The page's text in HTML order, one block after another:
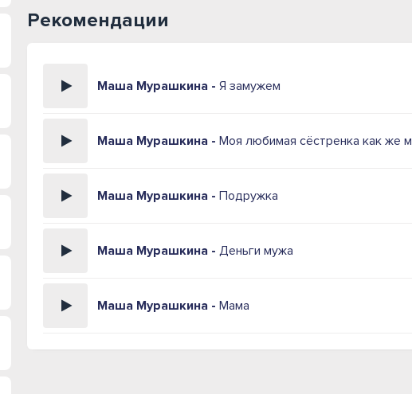
Рекомендации
Маша Мурашкина - Я замужем
Маша Мурашкина - Моя любимая сёстренка как же
Маша Мурашкина - Подружка
Маша Мурашкина - Деньги мужа
Маша Мурашкина - Мама